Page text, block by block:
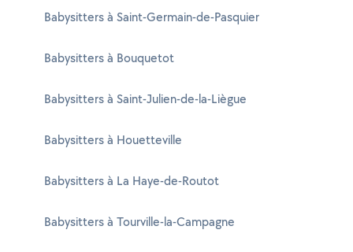
Babysitters à Saint-Germain-de-Pasquier
Babysitters à Bouquetot
Babysitters à Saint-Julien-de-la-Liègue
Babysitters à Houetteville
Babysitters à La Haye-de-Routot
Babysitters à Tourville-la-Campagne